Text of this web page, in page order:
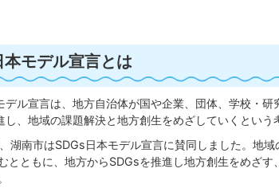
本モデル宣言とは
デル宣言は、地方自治体が国や企業、団体、学校・
し、地域の課題解決と地方創生をめざしていくという
湖南市はSDGs日本モデル宣言に賛同しました。地
とともに、地方からSDGsを推進し地方創生をめざ